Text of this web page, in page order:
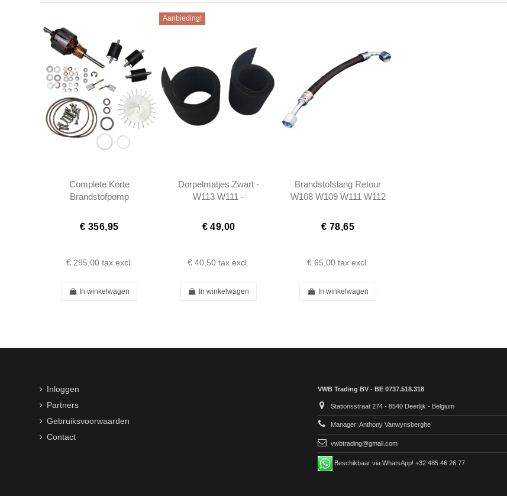
Complete Korte
Brandstofpomp
W108 W111 W113
A0010915201 -
€ 356,95
€ 295,00 tax excl.
In winkelwagen
Aanbieding!
Dorpelmatjes Zwart -
W113 W111 -
€ 49,00
€ 40,50 tax excl.
In winkelwagen
Brandstofslang Retour
W108 W109 W111 W112
1299970282
€ 78,65
€ 65,00 tax excl.
In winkelwagen
Inloggen
Partners
Gebruiksvoorwaarden
Contact
VWB Trading BV - BE 0737.518.318
Stationsstraat 274 - 8540 Deerlijk - Belgium
Manager: Anthony Vanwynsberghe
vwbtrading@gmail.com
Beschikbaar via WhatsApp! +32 485 46 26 77